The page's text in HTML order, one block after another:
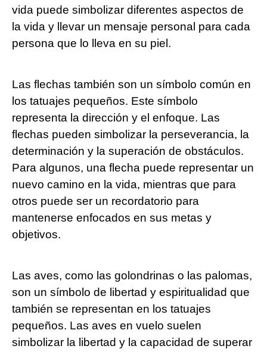
vida puede simbolizar diferentes aspectos de
la vida y llevar un mensaje personal para cada
persona que lo lleva en su piel.
Las flechas también son un símbolo común en
los tatuajes pequeños. Este símbolo
representa la dirección y el enfoque. Las
flechas pueden simbolizar la perseverancia, la
determinación y la superación de obstáculos.
Para algunos, una flecha puede representar un
nuevo camino en la vida, mientras que para
otros puede ser un recordatorio para
mantenerse enfocados en sus metas y
objetivos.
Las aves, como las golondrinas o las palomas,
son un símbolo de libertad y espiritualidad que
también se representan en los tatuajes
pequeños. Las aves en vuelo suelen
simbolizar la libertad y la capacidad de superar